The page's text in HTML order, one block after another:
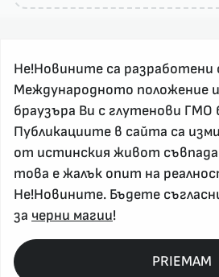
За реклама и връзка с нас, пишете
nenovinite@gmail.com
Контакт
За нас
Напиши Не!Новина
Абонирай се
Не!Новините са разработени
Международното положение
браузъра Ви с глутенови ГМО
Публикациите в сайта са
от истинския живот
това е жалък опит на
Не!Новините. Бъдете
за черни магии!
PRIEMAM